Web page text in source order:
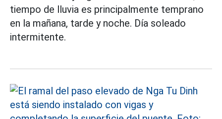
tiempo de lluvia es principalmente temprano
en la mañana, tarde y noche. Día soleado
intermitente.